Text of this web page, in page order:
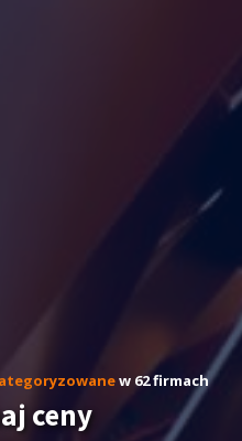
w 62 firmach
ceny